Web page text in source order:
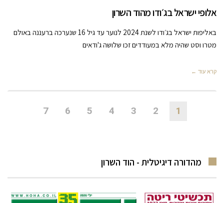
אלופי ישראל בג׳ודו מהוד השרון
באליפות ישראל בג׳ודו לשנת 2024 לנוער עד גיל 16 שנערכה ברעננה באולם
מטרו וסט שהיה מלא במעודדים זכו שלושה ג'ודאים
קרא עוד ←
1
2
3
4
5
6
7
מהדורה דיגיטלית - הוד השרון